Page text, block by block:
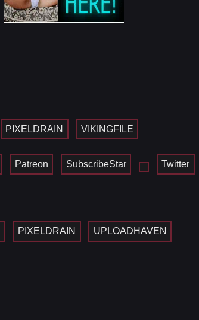
PIXELDRAIN VIKINGFILE
Patreon SubscribeStar Twitter
PIXELDRAIN UPLOADHAVEN